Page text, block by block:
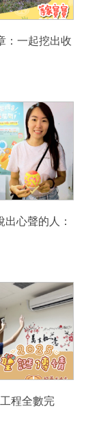
：一起挖出收
出心聲的人：
程全數完